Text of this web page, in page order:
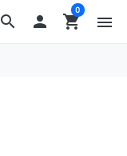
search  shopping_cart
0
menu